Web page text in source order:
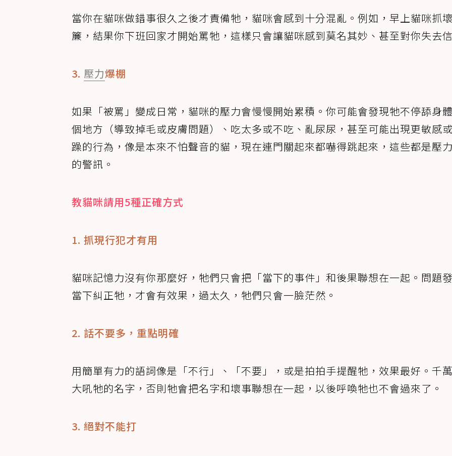
當你在貓咪做錯事很久之後才責備牠，貓咪會感到十分混亂。例如，早上貓咪抓
簾，結果你下班回家才開始罵牠，這樣只會讓貓咪感到莫名其妙、甚至對你失去
3. 壓力爆棚
如果「被罵」變成日常，貓咪的壓力會慢慢開始累積。你可能會發現牠不停舔身
個地方（導致掉毛或皮膚問題）、吃太多或不吃、亂尿尿，甚至可能出現更敏感
躁的行為，像是本來不怕聲音的貓，現在連門關起來都嚇得跳起來，這些都是壓
的警訊。
教貓咪請用5種正確方式
1. 抓現行犯才有用
貓咪記憶力沒有你那麼好，牠們只會把「當下的事件」和後果聯想在一起。問題
當下糾正牠，才會有效果，過太久，牠們只會一臉茫然。
2. 話不要多，重點明確
用簡單有力的語詞像是「不行」、「不要」，或是拍拍手提醒牠，效果最好。千
大吼牠的名字，否則牠會把名字和壞事聯想在一起，以後呼喚牠也不會過來了。
3. 絕對不能打